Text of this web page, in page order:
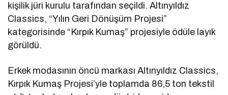
kişilik jüri kurulu tarafından seçildi. Altınyıldız
Classics, “Yılın Geri Dönüşüm Projesi”
kategorisinde “Kırpık Kumaş” projesiyle ödüle layık
görüldü.
Erkek modasının öncü markası Altınyıldız Classics,
Kırpık Kumaş Projesi’yle toplamda 86,5 ton tekstil